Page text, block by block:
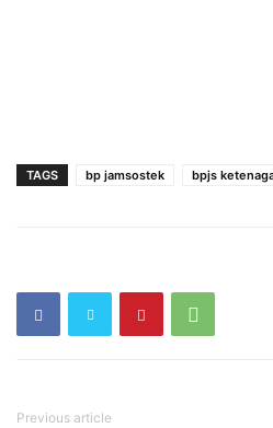
TAGS bp jamsostek bpjs
Previous article